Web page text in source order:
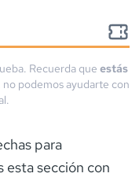
Recuerda que estás
no podemos ayudarte con
para
esta sección con